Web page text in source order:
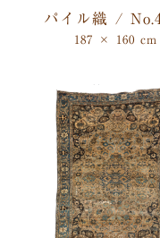
パイル織 /
187 × 160 cm